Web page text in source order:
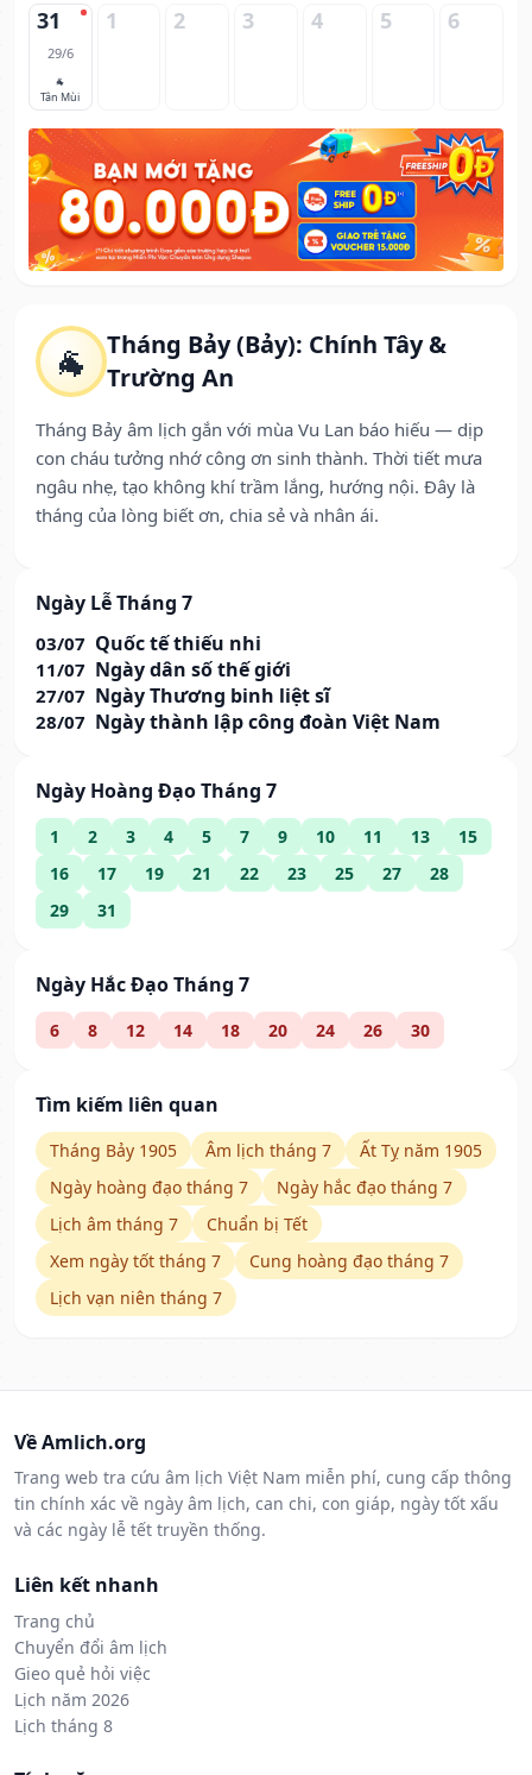
🐐
Tháng Bảy (Bảy): Chính Tây &
Trường An
Tháng Bảy âm lịch gắn với mùa Vu Lan báo hiếu — dịp
con cháu tưởng nhớ công ơn sinh thành. Thời tiết mưa
ngâu nhẹ, tạo không khí trầm lắng, hướng nội. Đây là
tháng của lòng biết ơn, chia sẻ và nhân ái.
Ngày Lễ Tháng 7
03/07 Quốc tế thiếu nhi
11/07 Ngày dân số thế giới
27/07 Ngày Thương binh liệt sĩ
28/07 Ngày thành lập công đoàn Việt Nam
Ngày Hoàng Đạo Tháng 7
1 2 3 4 5 7 9 10 11 13
15
16
17 19 21 22 23 25 27
28
29
31
Ngày Hắc Đạo Tháng 7
6 8 12 14 18 20 24 26 30
Tìm kiếm liên quan
Tháng Bảy 1905 Âm lịch tháng 7
Ất Tỵ năm 1905
Ngày hoàng đạo tháng 7
Ngày hắc đạo tháng 7
Lịch âm tháng 7
Chuẩn bị Tết
Xem ngày tốt tháng 7
Cung hoàng đạo tháng 7
Lịch vạn niên tháng 7
31
29/6
🐐
Tân Mùi
1 2 3 4 5 6
Về Amlich.org
Trang web tra cứu âm lịch Việt Nam miễn phí, cung cấp thông
tin chính xác về ngày âm lịch, can chi, con giáp, ngày tốt xấu
và các ngày lễ tết truyền thống.
Liên kết nhanh
Trang chủ
Chuyển đổi âm lịch
Gieo quẻ hỏi việc
Lịch năm 2026
Lịch tháng 8